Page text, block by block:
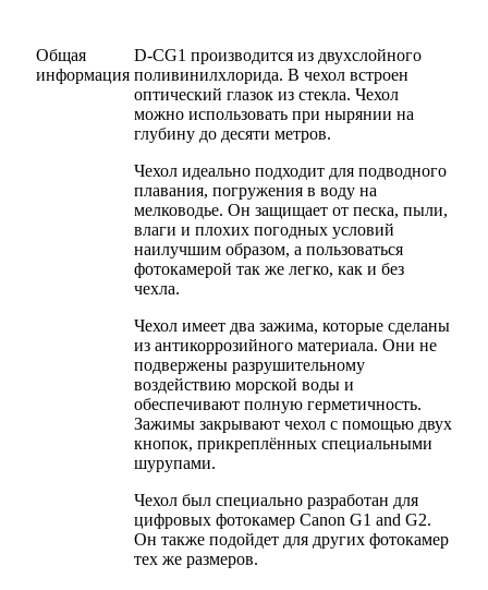
Общая
информация
D-CG1 производится из двухслойного
поливинилхлорида. В чехол встроен
оптический глазок из стекла. Чехол
можно использовать при нырянии на
глубину до десяти метров.
Чехол идеально подходит для подводного
плавания, погружения в воду на
мелководье. Он защищает от песка, пыли,
влаги и плохих погодных условий
наилучшим образом, а пользоваться
фотокамерой так же легко, как и без
чехла.
Чехол имеет два зажима, которые сделаны
из антикоррозийного материала. Они не
подвержены разрушительному
воздействию морской воды и
обеспечивают полную герметичность.
Зажимы закрывают чехол с помощью двух
кнопок, прикреплённых специальными
шурупами.
Чехол был специально разработан для
цифровых фотокамер Canon G1 and G2.
Он также подойдет для других фотокамер
тех же размеров.